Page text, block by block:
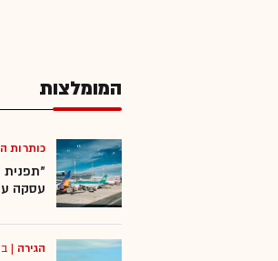
המומלצות
כותרות
עסקה
הגירה |